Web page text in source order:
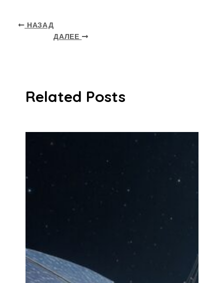
НАЗАД
ДАЛЕЕ
Related Posts